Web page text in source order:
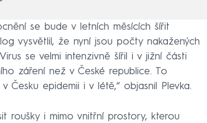
se bude v letních měsících šířit
vysvětlil, že nyní jsou počty nakažených
se velmi intenzivně šířil i v jižní části
záření než v České republice. To
Česku epidemii i v létě,“ objasnil Plevka.
roušky i mimo vnitřní prostory, kterou